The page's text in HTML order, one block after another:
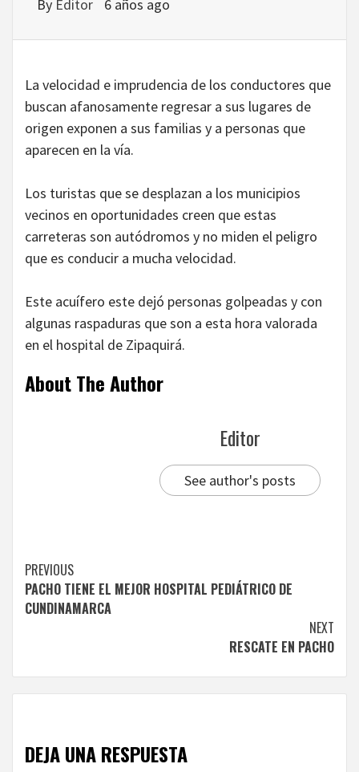
By Editor 6 años ago
La velocidad e imprudencia de los conductores que
buscan afanosamente regresar a sus lugares de
origen exponen a sus familias y a personas que
aparecen en la vía.
Los turistas que se desplazan a los municipios
vecinos en oportunidades creen que estas
carreteras son autódromos y no miden el peligro
que es conducir a mucha velocidad.
Este acuífero este dejó personas golpeadas y con
algunas raspaduras que son a esta hora valorada
en el hospital de Zipaquirá.
About The Author
Editor
See author's posts
Continue
Reading
PREVIOUS
PACHO TIENE EL MEJOR HOSPITAL PEDIÁTRICO DE
CUNDINAMARCA
NEXT
RESCATE EN PACHO
DEJA UNA RESPUESTA